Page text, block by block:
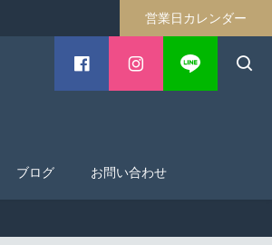
営業日カレンダー
ブログ お問い合わせ